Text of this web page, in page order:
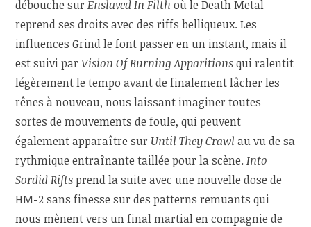
débouche surEnslaved In Filth où le Death Metal
reprend ses droits avec des riffs belliqueux. Les
influences Grind le font passer en un instant, mais il
est suivi parVision Of Burning Apparitionsqui ralentit
légèrement le tempo avant de finalement lâcher les
rênes à nouveau, nous laissant imaginer toutes
sortes de mouvements de foule, qui peuvent
également apparaître sur Until They Crawl au vu de sa
rythmique entraînante taillée pour la scène.Into
Sordid Riftsprend la suite avec une nouvelle dose de
HM-2 sans finesse sur des patterns remuants qui
nous mènent vers un final martial en compagnie de